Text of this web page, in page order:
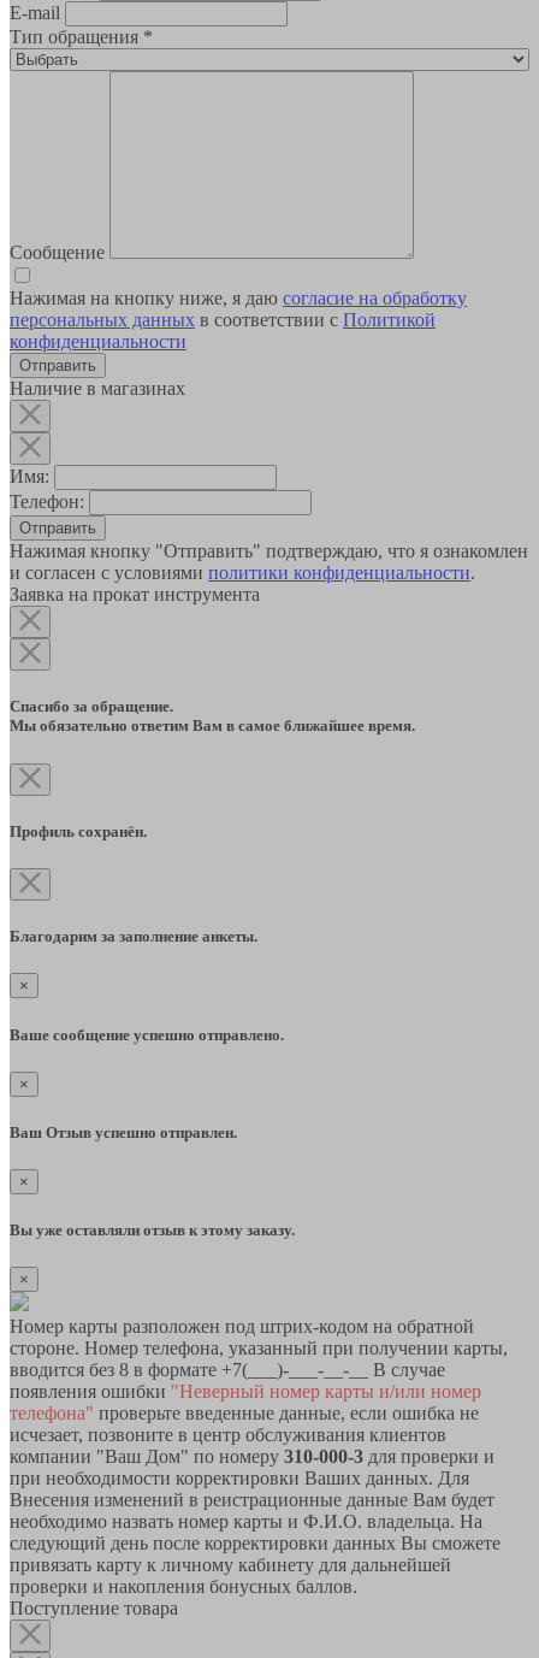
E-mail
Тип обращения *
Сообщение
Нажимая на кнопку ниже, я даю согласие на обработку
персональных данных в соответствии с Политикой
конфиденциальности
Наличие в магазинах
Имя:
Телефон:
Отправить
Нажимая кнопку "Отправить" подтверждаю, что я ознакомлен
и согласен с условиями политики конфиденциальности.
Заявка на прокат инструмента
Спасибо за обращение.
Мы обязательно ответим Вам в самое ближайшее время.
Профиль сохранён.
Благодарим за заполнение анкеты.
×
Ваше сообщение успешно отправлено.
×
Ваш Отзыв успешно отправлен.
×
Вы уже оставляли отзыв к этому заказу.
×
Номер карты разположен под штрих-кодом на обратной
стороне. Номер телефона, указанный при получении карты,
вводится без 8 в формате +7(___)-___-__-__ В случае
появления ошибки "Неверный номер карты и/или номер
телефона" проверьте введенные данные, если ошибка не
исчезает, позвоните в центр обслуживания клиентов
компании "Ваш Дом" по номеру 310-000-3 для проверки и
при необходимости корректировки Ваших данных. Для
Внесения изменений в реистрационные данные Вам будет
необходимо назвать номер карты и Ф.И.О. владельца. На
следующий день после корректировки данных Вы сможете
привязать карту к личному кабинету для дальнейшей
проверки и накопления бонусных баллов.
Поступление товара